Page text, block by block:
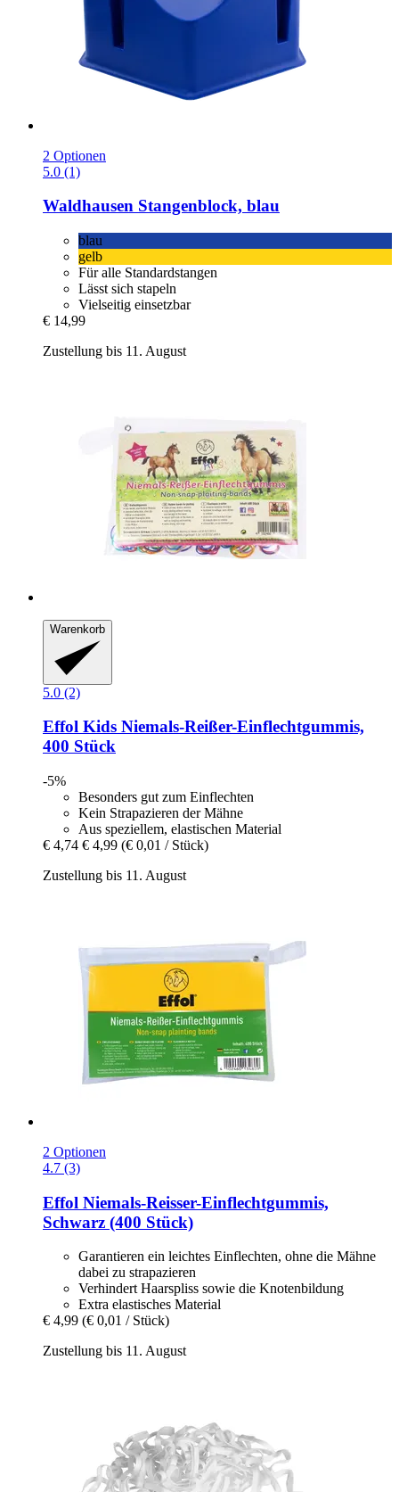
2 Optionen
5.0 (1)
Waldhausen Stangenblock, blau
blau
gelb
Für alle Standardstangen
Lässt sich stapeln
Vielseitig einsetzbar
€ 14,99
Zustellung bis 11. August
Warenkorb
5.0 (2)
Effol Kids Niemals-​Reißer-​Einflechtgummis,
400 Stück
-5%
Besonders gut zum Einflechten
Kein Strapazieren der Mähne
Aus speziellem, elastischen Material
€ 4,74 € 4,99 (€ 0,01 / Stück)
Zustellung bis 11. August
2 Optionen
4.7 (3)
Effol Niemals-​Reisser-​Einflechtgummis,
Schwarz (400 Stück)
Garantieren ein leichtes Einflechten, ohne die Mähne
dabei zu strapazieren
Verhindert Haarspliss sowie die Knotenbildung
Extra elastisches Material
€ 4,99 (€ 0,01 / Stück)
Zustellung bis 11. August